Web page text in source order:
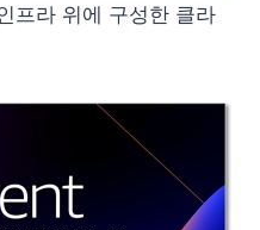
프라 위에 구성한 클라